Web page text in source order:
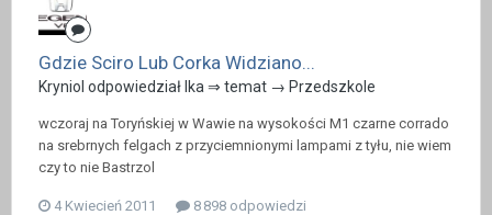
Gdzie Sciro Lub Corka Widziano...
Kryniol odpowiedział Ika ⇒ temat → Przedszkole
wczoraj na Toryńskiej w Wawie na wysokości M1 czarne corrado
na srebrnych felgach z przyciemnionymi lampami z tyłu, nie wiem
czy to nie Bastrzol
4 Kwiecień 2011 8 898 odpowiedzi